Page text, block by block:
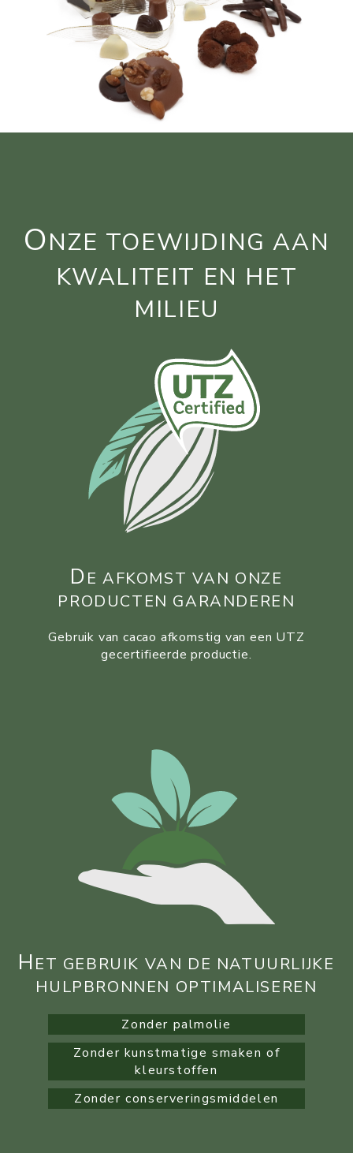
ONZE TOEWIJDING AAN
KWALITEIT EN HET
MILIEU
D E AFKOMST VAN ONZE
PRODUCTEN GARANDEREN
Gebruik van cacao afkomstig van een UTZ
gecertifieerde productie.
H ET GEBRUIK VAN DE NATUURLIJKE
HULPBRONNEN OPTIMALISEREN
Zonder palmolie
Zonder kunstmatige smaken of
kleurstoffen
Zonder conserveringsmiddelen